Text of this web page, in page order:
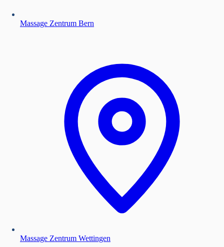
Massage Zentrum Bern
Massage Zentrum Wettingen